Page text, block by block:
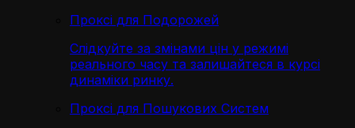
Проксі для Подорожей
Слідкуйте за змінами цін у режимі
реального часу та залишайтеся в курсі
динаміки ринку.
Проксі для Пошукових Систем